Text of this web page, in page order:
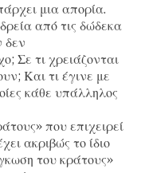
μια απορία.
από τις δώδεκα
δεν
Σε τι χρειάζονται
Και τι έγινε με
κάθε υπάλληλος
που επιχειρεί
ακριβώς το ίδιο
του κράτους»